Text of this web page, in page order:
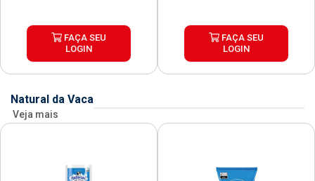
FAÇA SEU
LOGIN
FAÇA SEU
LOGIN
Natural da Vaca
Veja mais